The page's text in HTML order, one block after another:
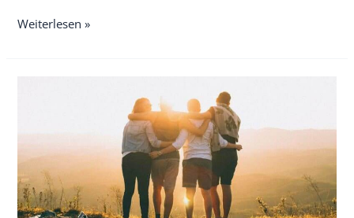
Weiterlesen »
positives
Familienklima